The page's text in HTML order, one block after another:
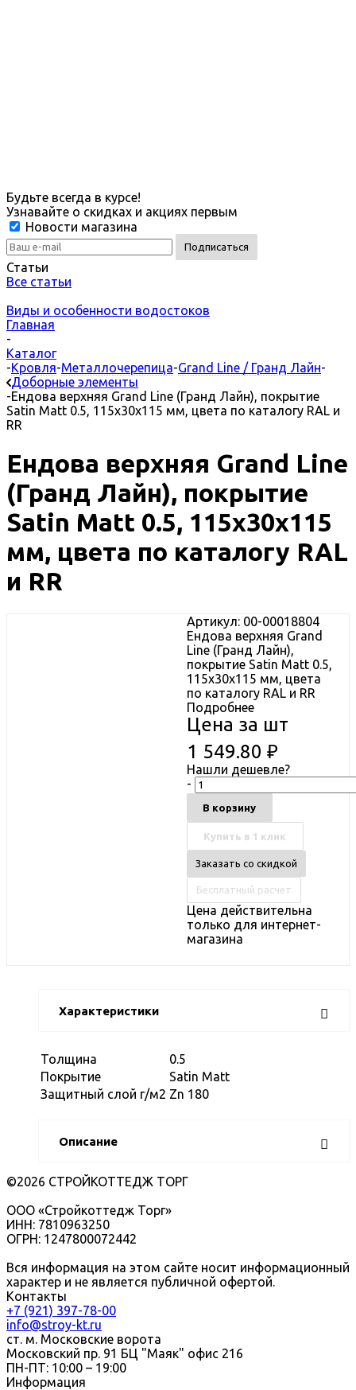
Будьте всегда в курсе!
Узнавайте о скидках и акциях первым
Новости магазина
Статьи
Все статьи
Виды и особенности водостоков
Главная
-
Каталог
-Кровля-Металлочерепица-Grand Line / Гранд Лайн-
Доборные элементы
-Ендова верхняя Grand Line (Гранд Лайн), покрытие
Satin Matt 0.5, 115х30х115 мм, цвета по каталогу RAL и
RR
Ендова верхняя Grand Line
(Гранд Лайн), покрытие
Satin Matt 0.5, 115х30х115
мм, цвета по каталогу RAL
и RR
Артикул: 00-00018804
Ендова верхняя Grand
Line (Гранд Лайн),
покрытие Satin Matt 0.5,
115х30х115 мм, цвета
по каталогу RAL и RR
Подробнее
Цена за шт
1 549.80 ₽
Нашли дешевле?
-
В корзину
Купить в 1 клик
Заказать со скидкой
Бесплатный расчет
Цена действительна
только для интернет-
магазина
Характеристики
Толщина
0.5
Покрытие
Satin Matt
Защитный слой г/м2 Zn 180
Описание
©2026 СТРОЙКОТТЕДЖ ТОРГ
ООО «Стройкоттедж Торг»
ИНН: 7810963250
ОГРН: 1247800072442
Вся информация на этом сайте носит информационный
характер и не является публичной офертой.
Контакты
+7 (921) 397-78-00
info@stroy-kt.ru
ст. м. Московские ворота
Московский пр. 91 БЦ "Маяк" офис 216
ПН-ПТ: 10:00 – 19:00
Информация